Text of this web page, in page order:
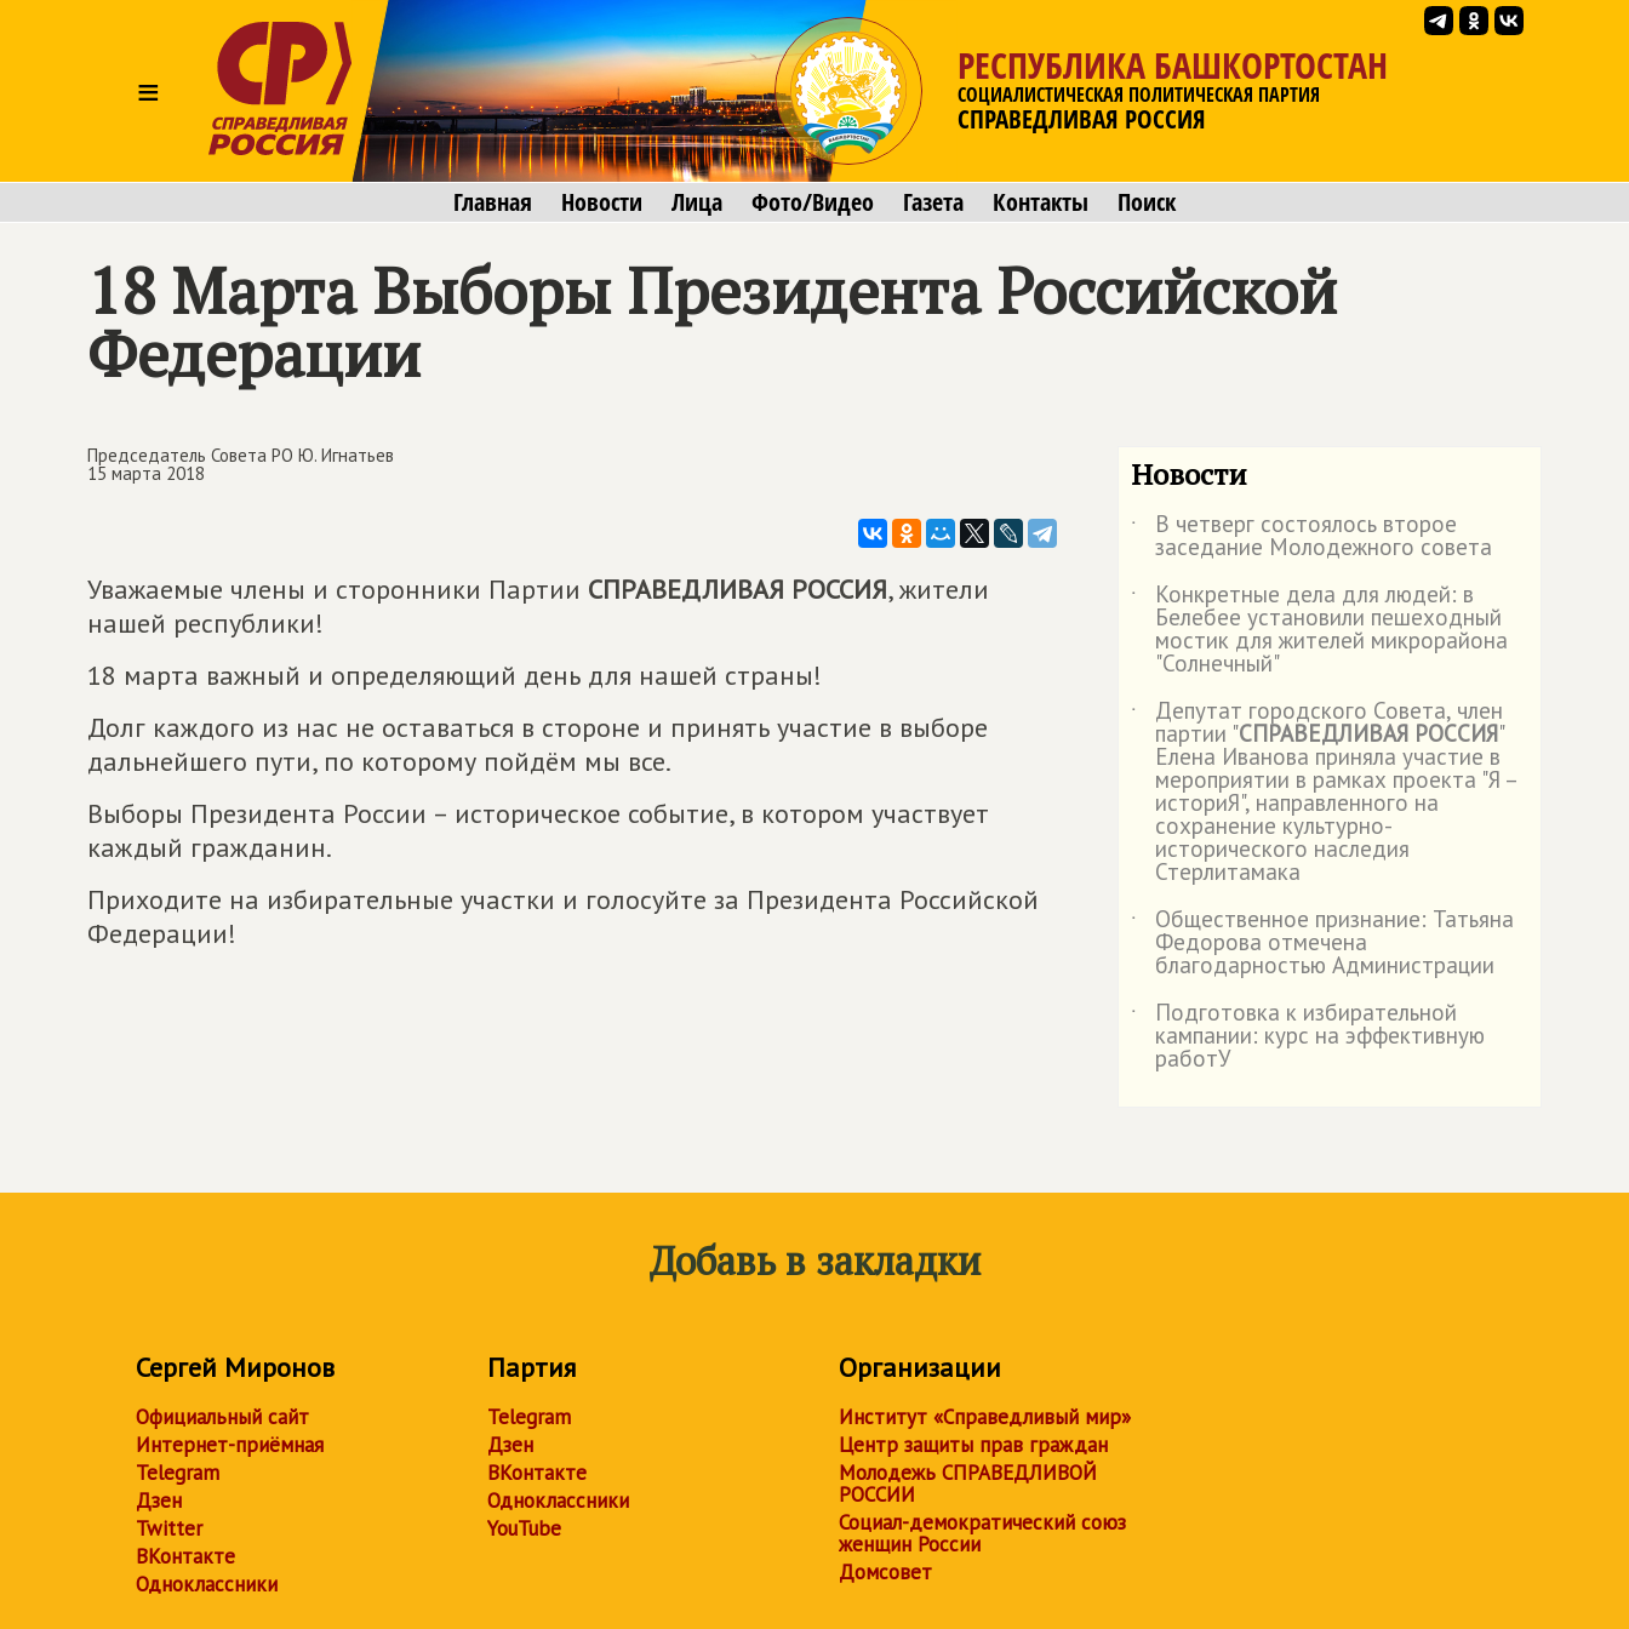
≡
РЕСПУБЛИКА БАШКОРТОСТАН
СОЦИАЛИСТИЧЕСКАЯ ПОЛИТИЧЕСКАЯ ПАРТИЯ
СПРАВЕДЛИВАЯ РОССИЯ
Главная Новости Лица Фото/Видео Газета Контакты Поиск
18 Марта Выборы Президента Российской
Федерации
Председатель Совета РО Ю. Игнатьев
15 марта 2018
Уважаемые члены и сторонники Партии СПРАВЕДЛИВАЯ РОССИЯ, жители
нашей республики!
18 марта важный и определяющий день для нашей страны!
Долг каждого из нас не оставаться в стороне и принять участие в выборе
дальнейшего пути, по которому пойдём мы все.
Выборы Президента России – историческое событие, в котором участвует
каждый гражданин.
Приходите на избирательные участки и голосуйте за Президента Российской
Федерации!
Новости
˙ В четверг состоялось второе
заседание Молодежного совета
˙
Конкретные дела для людей: в
Белебее установили пешеходный
мостик для жителей микрорайона
"Солнечный"
˙
Депутат городского Совета, член
партии "СПРАВЕДЛИВАЯ РОССИЯ"
Елена Иванова приняла участие в
мероприятии в рамках проекта "Я –
историЯ", направленного на
сохранение культурно-
исторического наследия
Стерлитамака
˙
Общественное признание: Татьяна
Федорова отмечена
благодарностью Администрации
˙
Подготовка к избирательной
кампании: курс на эффективную
работУ
Добавь в закладки
Сергей Миронов
Официальный сайт
Интернет-приёмная
Telegram
Дзен
Twitter
ВКонтакте
Одноклассники
Партия
Telegram
Дзен
ВКонтакте
Одноклассники
YouTube
Организации
Институт «Справедливый мир»
Центр защиты прав граждан
Молодежь СПРАВЕДЛИВОЙ
РОССИИ
Социал-демократический союз
женщин России
Домсовет